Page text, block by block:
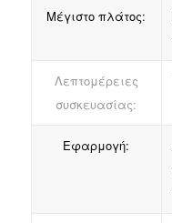
Μέγιστο πλάτος:
Λεπτομέρειες
συσκευασίας:
Εφαρμογή: